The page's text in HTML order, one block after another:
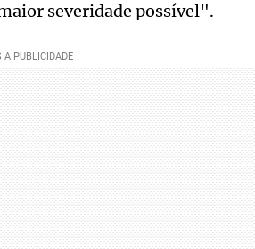
severidade possível".